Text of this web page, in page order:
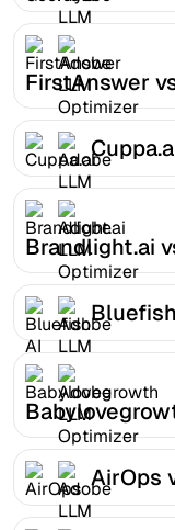
FirstAnswer
Brandlight.ai
AirOps